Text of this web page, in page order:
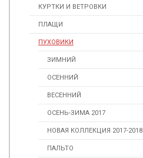
КУРТКИ И ВЕТРОВКИ
ПЛАЩИ
ПУХОВИКИ
ЗИМНИЙ
ОСЕННИЙ
ВЕСЕННИЙ
ОСЕНЬ-ЗИМА 2017
НОВАЯ КОЛЛЕКЦИЯ 2017-2018
ПАЛЬТО